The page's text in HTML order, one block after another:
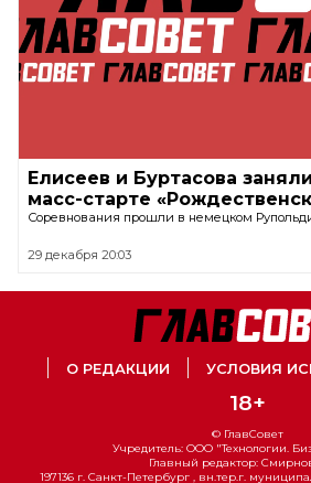
Елисеев и Буртасова
масс-старте
Соревнования прошли в немецком
29 декабря 20:03
О РЕДАКЦИИ УСЛОВИЯ
18+
© ГлавСовет
Учредитель: ООО "Технологии.
Главный редактор:
197136 г. Санкт-Петербург , вн.тер.г.